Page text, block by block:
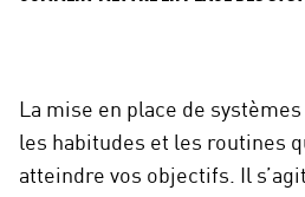
La mise en place de
les habitudes et les routines
atteindre vos objectifs. Il